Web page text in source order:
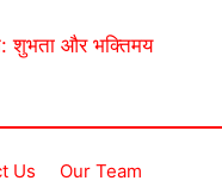
शुभता और भक्तिमय
Us Our Team